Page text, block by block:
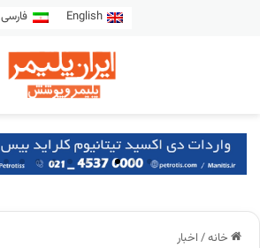
English فارسی
خانه/ اخبار